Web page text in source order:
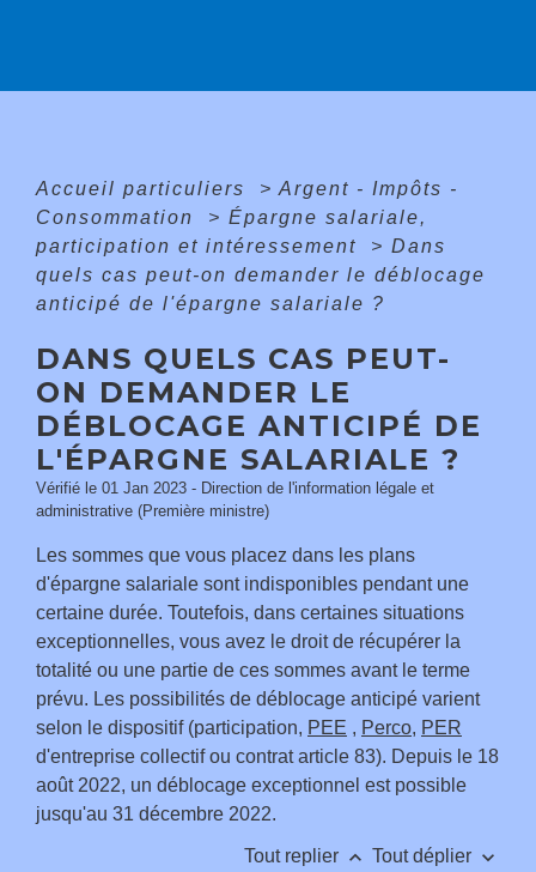
Accueil particuliers > Argent - Impôts -
Consommation
> Épargne salariale,
participation et intéressement
> Dans
quels cas peut-on demander le déblocage
anticipé de l'épargne salariale ?
DANS QUELS CAS PEUT-
ON DEMANDER LE
DÉBLOCAGE ANTICIPÉ DE
L'ÉPARGNE SALARIALE ?
Vérifié le 01 Jan 2023 - Direction de l'information légale et
administrative (Première ministre)
Les sommes que vous placez dans les plans
d'épargne salariale sont indisponibles pendant une
certaine durée. Toutefois, dans certaines situations
exceptionnelles, vous avez le droit de récupérer la
totalité ou une partie de ces sommes avant le terme
prévu. Les possibilités de déblocage anticipé varient
selon le dispositif (participation, PEE , Perco, PER
d'entreprise collectif ou contrat article 83). Depuis le 18
août 2022, un déblocage exceptionnel est possible
jusqu'au 31 décembre 2022.
Tout replier keyboard_arrow_up Tout déplier keyboard_arrow_down